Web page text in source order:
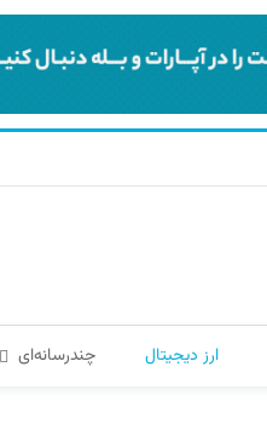
ارز دیجیتال چندرسانه‌ای